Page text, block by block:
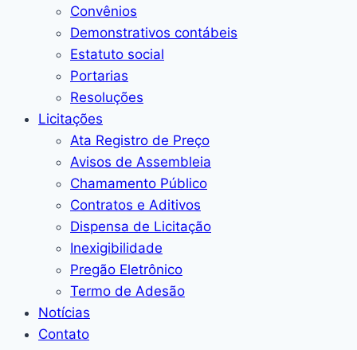
Convênios
Demonstrativos contábeis
Estatuto social
Portarias
Resoluções
Licitações
Ata Registro de Preço
Avisos de Assembleia
Chamamento Público
Contratos e Aditivos
Dispensa de Licitação
Inexigibilidade
Pregão Eletrônico
Termo de Adesão
Notícias
Contato